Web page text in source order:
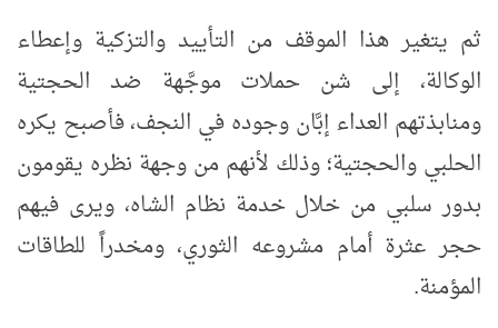
ثم يتغير هذا الموقف من التأييد والتزكية وإعطاء
الوكالة، إلى شن حملات موجَّهة ضد الحجتية
ومنابذتهم العداء إبَّان وجوده في النجف، فأصبح يكره
الحلبي والحجتية؛ وذلك لأنهم من وجهة نظره يقومون
بدور سلبي من خلال خدمة نظام الشاه، ويرى فيهم
حجر عثرة أمام مشروعه الثوري، ومخدراً للطاقات
المؤمنة.